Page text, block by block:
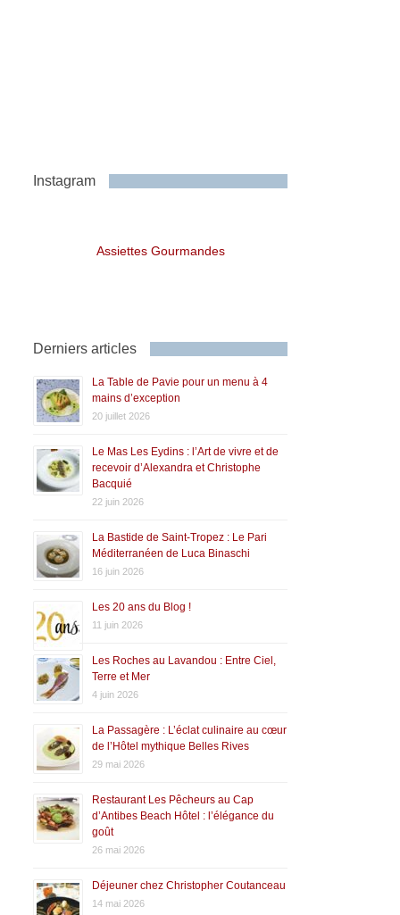
Instagram
Assiettes Gourmandes
Derniers articles
La Table de Pavie pour un menu à 4
mains d’exception
20 juillet 2026
Le Mas Les Eydins : l’Art de vivre et de
recevoir d’Alexandra et Christophe
Bacquié
22 juin 2026
La Bastide de Saint-Tropez : Le Pari
Méditerranéen de Luca Binaschi
16 juin 2026
Les 20 ans du Blog !
11 juin 2026
Les Roches au Lavandou : Entre Ciel,
Terre et Mer
4 juin 2026
La Passagère : L’éclat culinaire au cœur
de l’Hôtel mythique Belles Rives
29 mai 2026
Restaurant Les Pêcheurs au Cap
d’Antibes Beach Hôtel : l’élégance du
goût
26 mai 2026
Déjeuner chez Christopher Coutanceau
14 mai 2026